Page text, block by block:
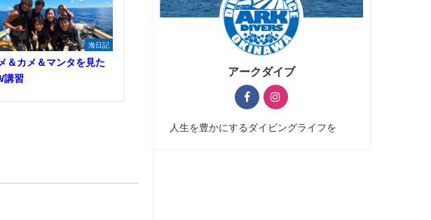
海日記
＆カメ＆マンタを見た
講習
アークダイブ
人生を豊かにするダイビングライフを